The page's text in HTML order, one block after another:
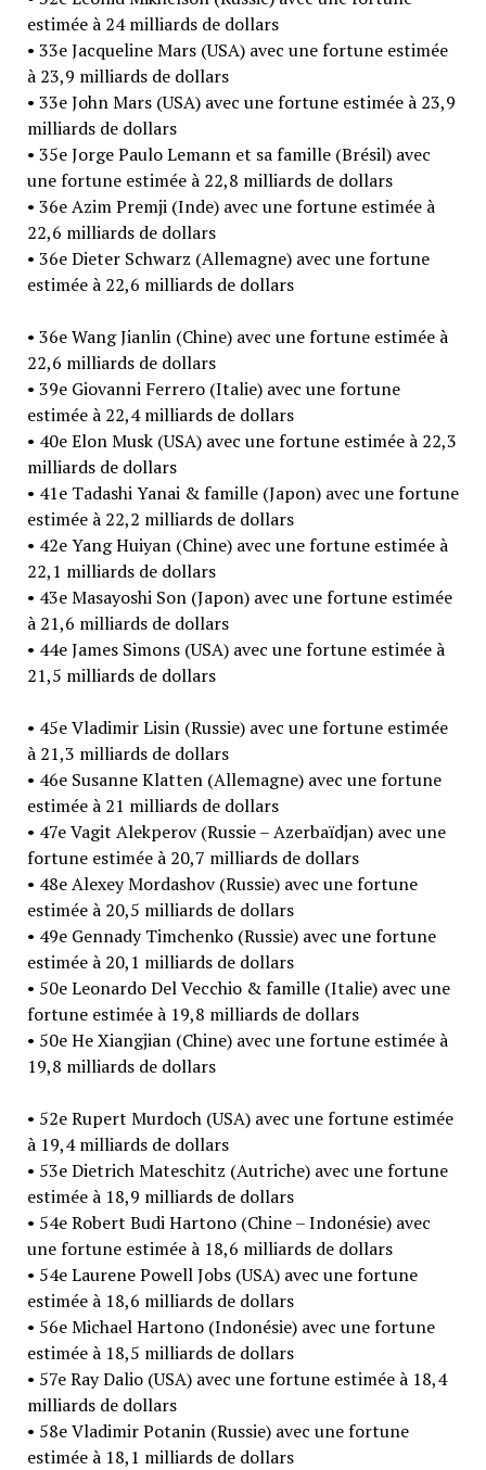
estimée à 24 milliards de dollars
• 33e Jacqueline Mars (USA) avec une fortune estimée
à 23,9 milliards de dollars
• 33e John Mars (USA) avec une fortune estimée à 23,9
milliards de dollars
• 35e Jorge Paulo Lemann et sa famille (Brésil) avec
une fortune estimée à 22,8 milliards de dollars
• 36e Azim Premji (Inde) avec une fortune estimée à
22,6 milliards de dollars
• 36e Dieter Schwarz (Allemagne) avec une fortune
estimée à 22,6 milliards de dollars
• 36e Wang Jianlin (Chine) avec une fortune estimée à
22,6 milliards de dollars
• 39e Giovanni Ferrero (Italie) avec une fortune
estimée à 22,4 milliards de dollars
• 40e Elon Musk (USA) avec une fortune estimée à 22,3
milliards de dollars
• 41e Tadashi Yanai & famille (Japon) avec une fortune
estimée à 22,2 milliards de dollars
• 42e Yang Huiyan (Chine) avec une fortune estimée à
22,1 milliards de dollars
• 43e Masayoshi Son (Japon) avec une fortune estimée
à 21,6 milliards de dollars
• 44e James Simons (USA) avec une fortune estimée à
21,5 milliards de dollars
• 45e Vladimir Lisin (Russie) avec une fortune estimée
à 21,3 milliards de dollars
• 46e Susanne Klatten (Allemagne) avec une fortune
estimée à 21 milliards de dollars
• 47e Vagit Alekperov (Russie – Azerbaïdjan) avec une
fortune estimée à 20,7 milliards de dollars
• 48e Alexey Mordashov (Russie) avec une fortune
estimée à 20,5 milliards de dollars
• 49e Gennady Timchenko (Russie) avec une fortune
estimée à 20,1 milliards de dollars
• 50e Leonardo Del Vecchio & famille (Italie) avec une
fortune estimée à 19,8 milliards de dollars
• 50e He Xiangjian (Chine) avec une fortune estimée à
19,8 milliards de dollars
• 52e Rupert Murdoch (USA) avec une fortune estimée
à 19,4 milliards de dollars
• 53e Dietrich Mateschitz (Autriche) avec une fortune
estimée à 18,9 milliards de dollars
• 54e Robert Budi Hartono (Chine – Indonésie) avec
une fortune estimée à 18,6 milliards de dollars
• 54e Laurene Powell Jobs (USA) avec une fortune
estimée à 18,6 milliards de dollars
• 56e Michael Hartono (Indonésie) avec une fortune
estimée à 18,5 milliards de dollars
• 57e Ray Dalio (USA) avec une fortune estimée à 18,4
milliards de dollars
• 58e Vladimir Potanin (Russie) avec une fortune
estimée à 18,1 milliards de dollars